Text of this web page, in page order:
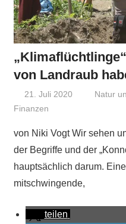
von Landraub
21. Juli 2020 Niki Vogt
Natur
Finanzen
von Niki Vogt Wir sehen
der Begriffe und der
hauptsächlich darum.
mitschwingende,
teilen